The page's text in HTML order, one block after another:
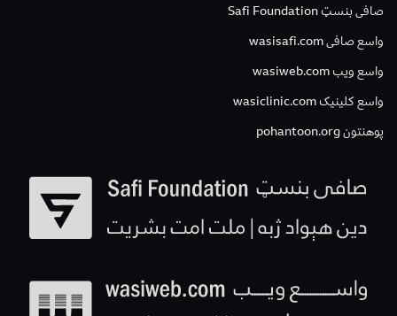
صافی بنسټ Safi Foundation
واسع صافی wasisafi.com
واسع ویب wasiweb.com
واسع کلینیک wasiclinic.com
پوهنتون pohantoon.org